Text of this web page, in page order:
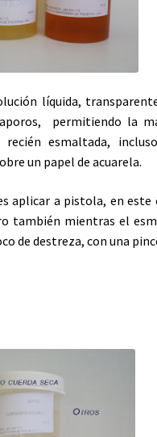
líquida,
permitiendo la
recién esmaltada,
un papel de acuarela.
aplicar a pistola, en este
también mientras el
de destreza, con una